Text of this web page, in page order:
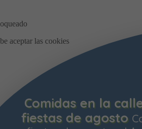
Comidas en la
fiestas de agosto